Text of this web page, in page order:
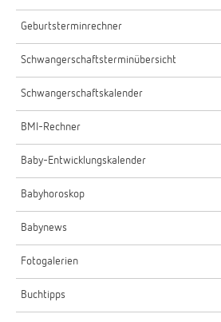
Geburtsterminrechner
Schwangerschaftsterminübersicht
Schwangerschaftskalender
BMI-Rechner
Baby-Entwicklungskalender
Babyhoroskop
Babynews
Fotogalerien
Buchtipps